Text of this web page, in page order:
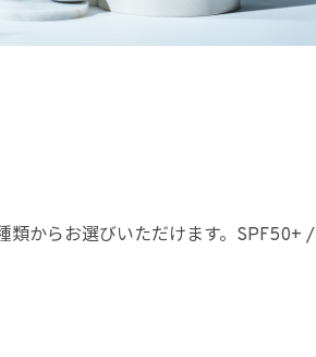
からお選びいただけます。SPF50+